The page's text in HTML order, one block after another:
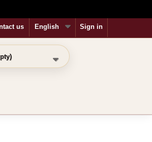
Sign in
English
us